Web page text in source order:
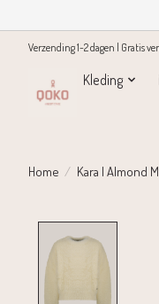
Verzending 1-2 dagen | Gratis
Kleding
Home / Kara | Almond